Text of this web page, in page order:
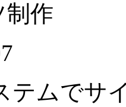
制作
テムでサ